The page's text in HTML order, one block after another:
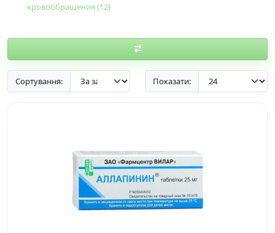
кровообращения (12)
Сортування: Показати: